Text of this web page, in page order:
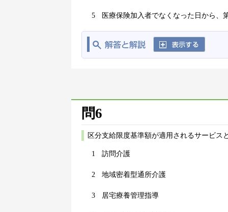
5 医療保険加入者でなくなった日から、
問6
区分支給限度基準額が適用されるサービス
1 訪問介護
2 地域密着型通所介護
3 居宅療養管理指導